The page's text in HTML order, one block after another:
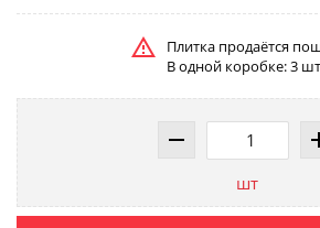
Плитка продаётся
В одной коробке: 3 шт
шт